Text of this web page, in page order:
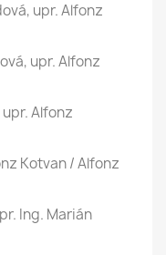
upr. Alfonz
upr. Alfonz
Alfonz
Kotvan / Alfonz
Ing. Marián